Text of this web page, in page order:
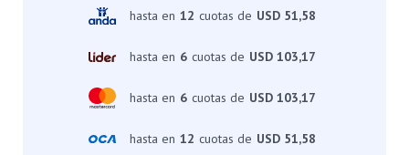
hasta en 12 cuotas de USD 51,58
hasta en 6 cuotas de USD 103,17
hasta en 6 cuotas de USD 103,17
hasta en 12 cuotas de USD 51,58